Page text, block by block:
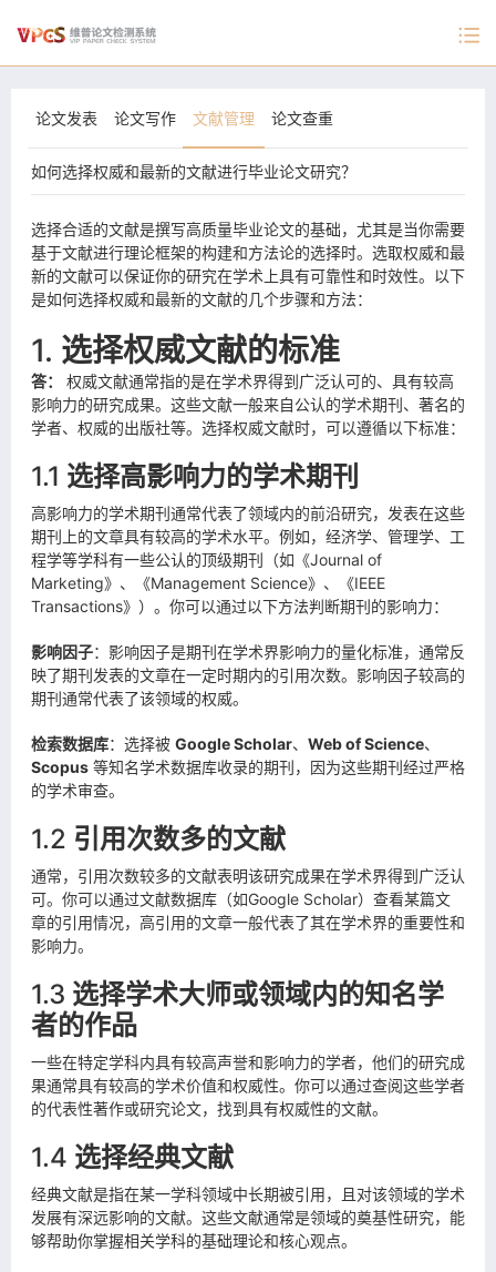
论文发表 论文写作 文献管理 论文查重
如何选择权威和最新的文献进行毕业论文研究？
选择合适的文献是撰写高质量毕业论文的基础，尤其是当你需要
基于文献进行理论框架的构建和方法论的选择时。选取权威和最
新的文献可以保证你的研究在学术上具有可靠性和时效性。以下
是如何选择权威和最新的文献的几个步骤和方法：
1. 选择权威文献的标准
答：
权威文献通常指的是在学术界得到广泛认可的、具有较高
影响力的研究成果。这些文献一般来自公认的学术期刊、著名的
学者、权威的出版社等。选择权威文献时，可以遵循以下标准：
1.1 选择高影响力的学术期刊
高影响力的学术期刊通常代表了领域内的前沿研究，发表在这些
期刊上的文章具有较高的学术水平。例如，经济学、管理学、工
程学等学科有一些公认的顶级期刊（如《Journal of
Marketing》、《Management Science》、《IEEE
Transactions》）。你可以通过以下方法判断期刊的影响力：
影响因子：影响因子是期刊在学术界影响力的量化标准，通常反
映了期刊发表的文章在一定时期内的引用次数。影响因子较高的
期刊通常代表了该领域的权威。
检索数据库：选择被 Google Scholar、 Web of Science、
Scopus 等知名学术数据库收录的期刊，因为这些期刊经过严格
的学术审查。
1.2 引用次数多的文献
通常，引用次数较多的文献表明该研究成果在学术界得到广泛认
可。你可以通过文献数据库（如Google Scholar）查看某篇文
章的引用情况，高引用的文章一般代表了其在学术界的重要性和
影响力。
1.3 选择学术大师或领域内的知名学
者的作品
一些在特定学科内具有较高声誉和影响力的学者，他们的研究成
果通常具有较高的学术价值和权威性。你可以通过查阅这些学者
的代表性著作或研究论文，找到具有权威性的文献。
1.4 选择经典文献
经典文献是指在某一学科领域中长期被引用，且对该领域的学术
发展有深远影响的文献。这些文献通常是领域的奠基性研究，能
够帮助你掌握相关学科的基础理论和核心观点。